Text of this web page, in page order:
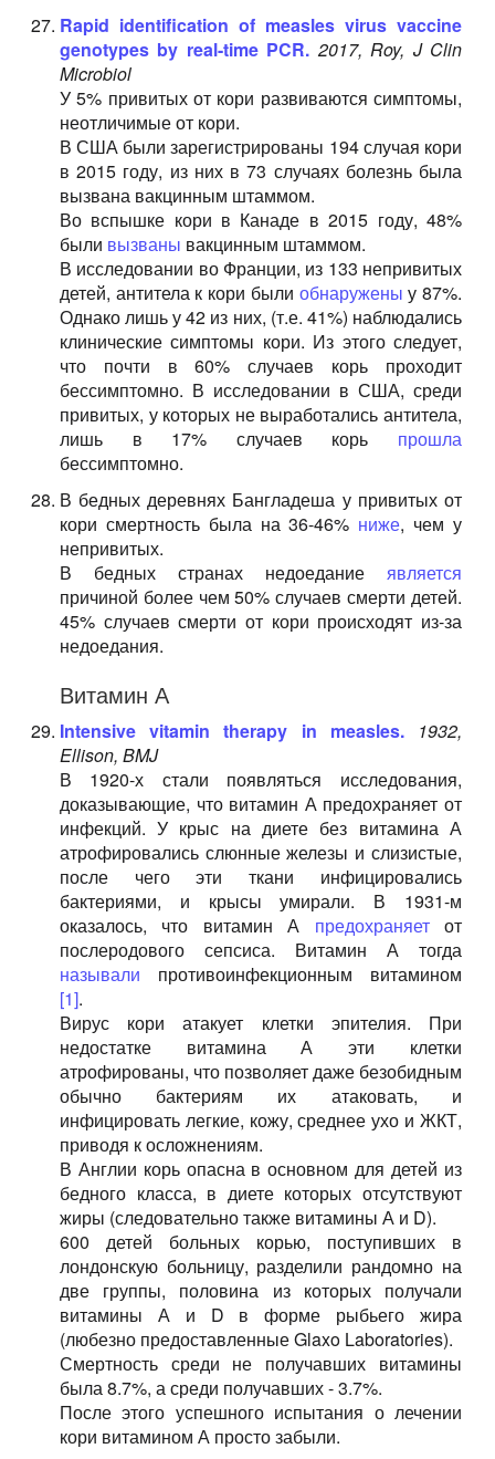
Rapid identification of measles virus vaccine
genotypes by real-time PCR. 2017, Roy, J Clin
Microbiol
У 5% привитых от кори развиваются симптомы,
неотличимые от кори.
В США были зарегистрированы 194 случая кори
в 2015 году, из них в 73 случаях болезнь была
вызвана вакцинным штаммом.
Во вспышке кори в Канаде в 2015 году, 48%
были вызваны вакцинным штаммом.
В исследовании во Франции, из 133 непривитых
детей, антитела к кори были обнаружены у 87%.
Однако лишь у 42 из них, (т.е. 41%) наблюдались
клинические симптомы кори. Из этого следует,
что почти в 60% случаев корь проходит
бессимптомно. В исследовании в США, среди
привитых, у которых не выработались антитела,
лишь в 17% случаев корь прошла
бессимптомно.
В бедных деревнях Бангладеша у привитых от
кори смертность была на 36-46% ниже, чем у
непривитых.
В бедных странах недоедание является
причиной более чем 50% случаев смерти детей.
45% случаев смерти от кори происходят из-за
недоедания.
Витамин А
Intensive vitamin therapy in measles.
1932,
Ellison, BMJ
В 1920-х стали появляться исследования,
доказывающие, что витамин А предохраняет от
инфекций. У крыс на диете без витамина А
атрофировались слюнные железы и слизистые,
после чего эти ткани инфицировались
бактериями, и крысы умирали. В 1931-м
оказалось, что витамин А предохраняетот
послеродового сепсиса. Витамин А тогда
называли противоинфекционным витамином
[1].
Вирус кори атакует клетки эпителия. При
недостатке витамина А эти клетки
атрофированы, что позволяет даже безобидным
обычно бактериям их атаковать, и
инфицировать легкие, кожу, среднее ухо и ЖКТ,
приводя к осложнениям.
В Англии корь опасна в основном для детей из
бедного класса, в диете которых отсутствуют
жиры (следовательно также витамины А и D).
600 детей больных корью, поступивших в
лондонскую больницу, разделили рандомно на
две группы, половина из которых получали
витамины А и D в форме рыбьего жира
(любезно предоставленные Glaxo Laboratories).
Смертность среди не получавших витамины
была 8.7%, а среди получавших - 3.7%.
После этого успешного испытания о лечении
кори витамином А просто забыли.